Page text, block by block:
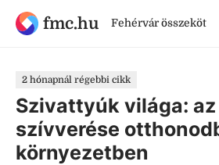
fmc.hu Fehérvár összeköt
2 hónapnál régebbi cikk
Szivattyúk világa:
szívverése
környezetben